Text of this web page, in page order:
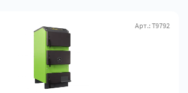
Арт.: Т9792